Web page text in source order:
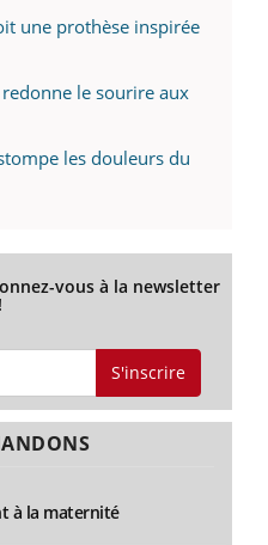
une prothèse inspirée
le sourire aux
les douleurs du
vous à la newsletter
!
S'inscrire
à la maternité